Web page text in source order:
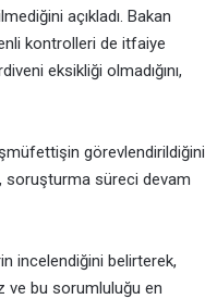
açıkladı. Bakan
kontrolleri de itfaiye
eksikliği olmadığını,
görevlendirildiğini
soruşturma süreci devam
incelendiğini belirterek,
ve bu sorumluluğu en